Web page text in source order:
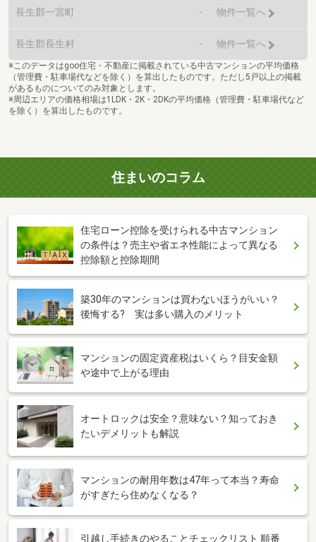
長生郡一宮町 - 物件一覧へ
長生郡長生村 - 物件一覧へ
※このデータはgoo住宅・不動産に掲載されている中古マンションの平均価格
（管理費・駐車場代などを除く）を算出したものです。ただし5戸以上の掲載
があるものについてのみ対象とします。
※周辺エリアの価格相場は1LDK・2K・2DKの平均価格（管理費・駐車場代など
を除く）を算出したものです。
住まいのコラム
住宅ローン控除を受けられる中古マンション
の条件は？売主や省エネ性能によって異なる
控除額と控除期間
築30年のマンションは買わないほうがいい？
後悔する? 実は多い購入のメリット
マンションの固定資産税はいくら？目安金額
や途中で上がる理由
オートロックは安全？意味ない？知っておき
たいデメリットも解説
マンションの耐用年数は47年って本当？寿命
がすぎたら住めなくなる？
引越し手続きのやることチェックリスト 順番